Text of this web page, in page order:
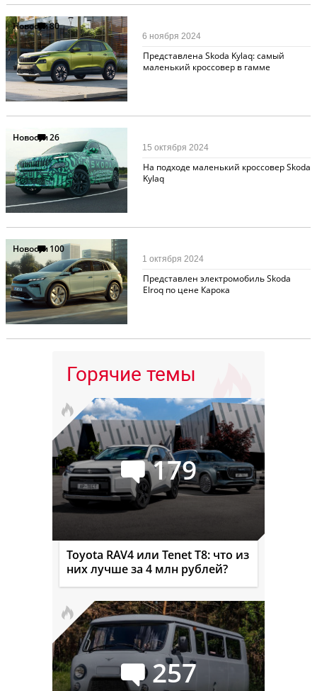
Новости80
Представлена Skoda Kylaq: самый
маленький кроссовер в гамме
6 ноября 2024
Новости26
На подходе маленький кроссовер Skoda
Kylaq
15 октября 2024
Новости100
Представлен электромобиль Skoda
Elroq по цене Карока
1 октября 2024
Горячие темы
179
Toyota RAV4 или Tenet T8: что из
них лучше за 4 млн рублей?
257